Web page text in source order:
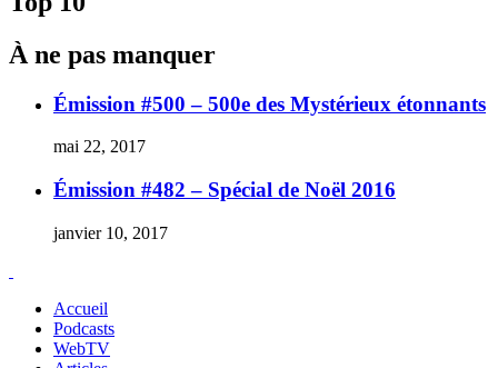
À ne pas manquer
Émission #500 – 500e des Mystérieux étonnants
mai 22, 2017
Émission #482 – Spécial de Noël 2016
janvier 10, 2017
Accueil
Podcasts
WebTV